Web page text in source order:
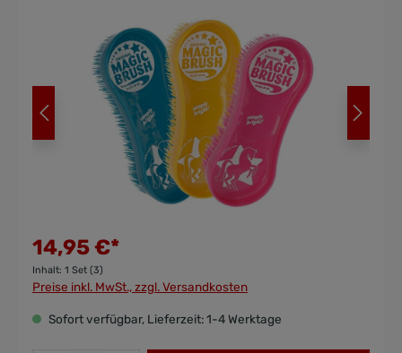
14,95 €*
Inhalt: 1 Set (3)
Preise inkl. MwSt., zzgl. Versandkosten
Sofort verfügbar, Lieferzeit: 1-4 Werktage